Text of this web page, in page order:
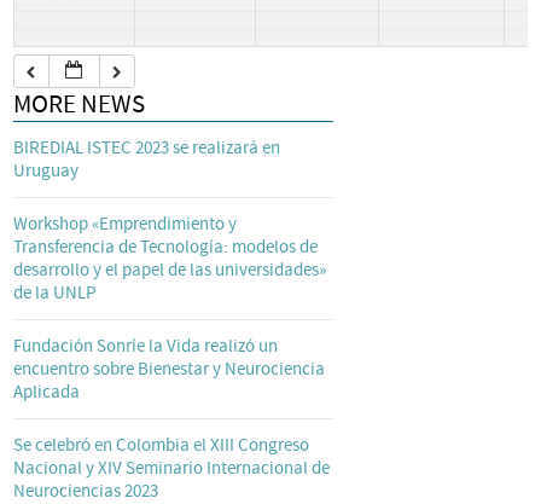
MORE NEWS
BIREDIAL ISTEC 2023 se realizará en
Uruguay
Workshop «Emprendimiento y
Transferencia de Tecnología: modelos de
desarrollo y el papel de las universidades»
de la UNLP
Fundación Sonríe la Vida realizó un
encuentro sobre Bienestar y Neurociencia
Aplicada
Se celebró en Colombia el XIII Congreso
Nacional y XIV Seminario Internacional de
Neurociencias 2023